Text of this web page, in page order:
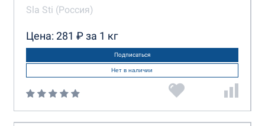
Sla Sti (Россия)
Цена: 281 ₽ за 1 кг
Подписаться
Нет в наличии